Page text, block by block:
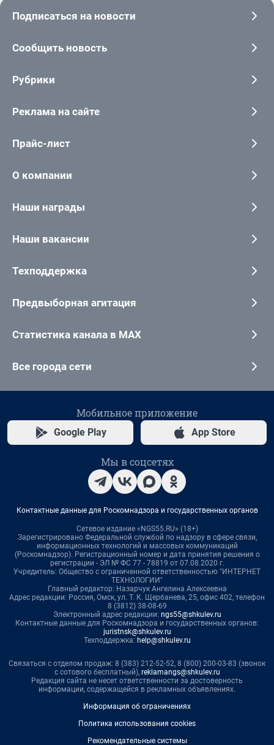
Подписаться на новости
Сообщить новость
Рубрики
Реклама на сайте
Прайс-лист
О компании
Наши награды
Наши вакансии
Техподдержка
Предвыборная агитация
Статистика канала в MAX
Все города сети
Мобильное приложение
Google Play App Store
Мы в соцсетях
Контактные данные для Роскомнадзора и государственных органов
Сетевое издание «NGS55.RU» (18+)
Зарегистрировано Федеральной службой по надзору в сфере связи,
информационных технологий и массовых коммуникаций
(Роскомнадзор). Регистрационный номер и дата принятия решения о
регистрации - ЭЛ № ФС 77 - 78819 от 07.08.2020 г.
Учредитель: Общество с ограниченной ответственностью "ИНТЕРНЕТ
ТЕХНОЛОГИИ"
Главный редактор: Назарчук Ангелина Алексеевна
Адрес редакции: Россия, Омск, ул. Т. К. Щербанева, 25, офис 402, телефон
8 (3812) 38-08-69
Электронный адрес редакции: ngs55@shkulev.ru
Контактные данные для Роскомнадзора и государственных органов:
juristnsk@shkulev.ru
Техподдержка: help@shkulev.ru
Связаться с отделом продаж: 8 (383) 212-52-52, 8 (800) 200-03-83 (звонок
с сотового бесплатный), reklamangs@shkulev.ru
Редакция сайта не несет ответственности за достоверность
информации, содержащейся в рекламных объявлениях.
Информация об ограничениях
Политика использования cookies
Рекомендательные системы